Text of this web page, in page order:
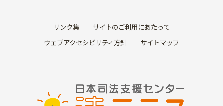
リンク集
サイトのご利用にあたって
ウェブアクセシビリティ方針
サイトマップ